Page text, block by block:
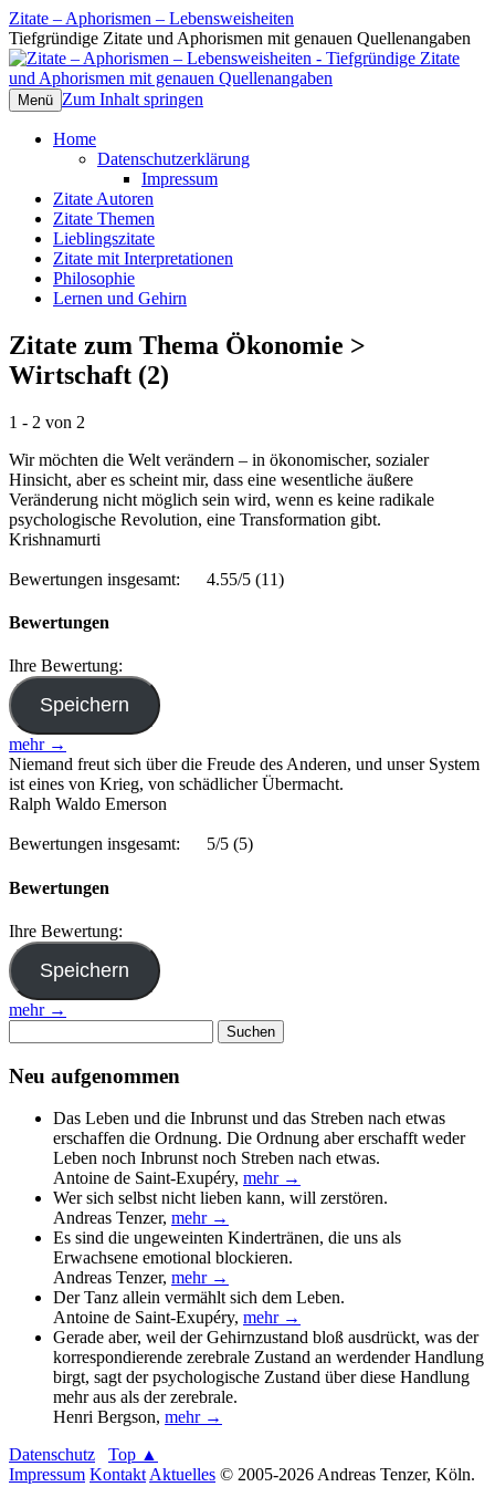
Zitate – Aphorismen – Lebensweisheiten
Tiefgründige Zitate und Aphorismen mit genauen Quellenangaben
Menü Zum Inhalt springen
Home
Datenschutzerklärung
Impressum
Zitate Autoren
Zitate Themen
Lieblingszitate
Zitate mit Interpretationen
Philosophie
Lernen und Gehirn
Zitate zum Thema Ökonomie >
Wirtschaft (2)
1 - 2 von 2
Wir möchten die Welt verändern – in ökonomischer, sozialer
Hinsicht, aber es scheint mir, dass eine wesentliche äußere
Veränderung nicht möglich sein wird, wenn es keine radikale
psychologische Revolution, eine Transformation gibt.
Krishnamurti
Bewertungen insgesamt: 4.55/5 (11)
Bewertungen
Ihre Bewertung:
mehr →
Niemand freut sich über die Freude des Anderen, und unser System
ist eines von Krieg, von schädlicher Übermacht.
Ralph Waldo Emerson
Bewertungen insgesamt: 5/5 (5)
Bewertungen
Ihre Bewertung:
mehr →
nach:
Neu aufgenommen
Das Leben und die Inbrunst und das Streben nach etwas
erschaffen die Ordnung. Die Ordnung aber erschafft weder
Leben noch Inbrunst noch Streben nach etwas.
Antoine de Saint-Exupéry, mehr →
Wer sich selbst nicht lieben kann, will zerstören.
Andreas Tenzer, mehr →
Es sind die ungeweinten Kindertränen, die uns als
Erwachsene emotional blockieren.
Andreas Tenzer, mehr →
Der Tanz allein vermählt sich dem Leben.
Antoine de Saint-Exupéry, mehr →
Gerade aber, weil der Gehirnzustand bloß ausdrückt, was der
korrespondierende zerebrale Zustand an werdender Handlung
birgt, sagt der psychologische Zustand über diese Handlung
mehr aus als der zerebrale.
Henri Bergson, mehr →
Datenschutz
Top ▲
Impressum Kontakt Aktuelles © 2005-2026 Andreas Tenzer, Köln.